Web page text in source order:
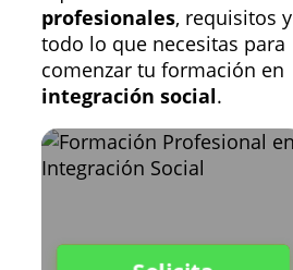
profesionales, requisitos y
todo lo que necesitas para
comenzar tu formación en
integración social.